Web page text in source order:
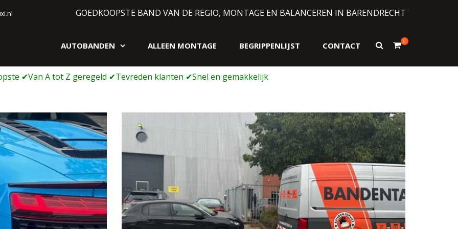
GOEDKOOPSTE BAND VAN DE REGIO, MONTAGE EN BALANCEREN IN BARENDRECHT
AUTOBANDEN ALLEEN MONTAGE BEGRIPPENLIJST CONTACT
Toon
0